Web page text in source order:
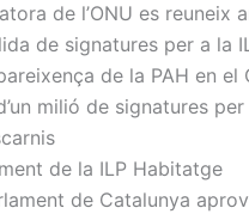
de l’ONU es reuneix
de signatures per a la
de la PAH en el
milió de signatures per
de la ILP Habitatge
de Catalunya